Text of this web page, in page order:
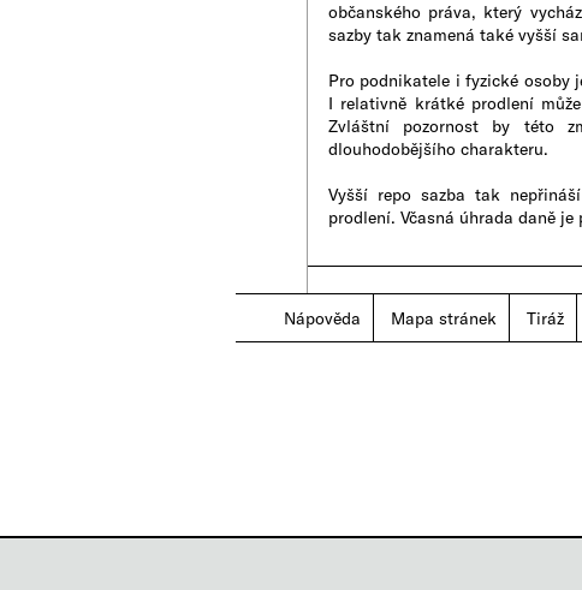
občanského práva, který
sazby tak znamená také vyšší
Pro podnikatele i fyzické osoby
I relativně krátké prodlení
Zvláštní pozornost by této
dlouhodobějšího charakteru.
Vyšší repo sazba tak
prodlení. Včasná úhrada daně
Nápověda Mapa stránek Tiráž